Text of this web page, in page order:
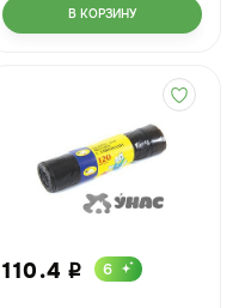
В КОРЗИНУ
110.4 i 6